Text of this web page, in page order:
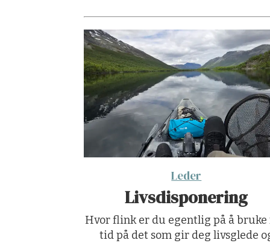
Leder
Livsdisponering
Hvor flink er du egentlig på å bruke
tid på det som gir deg livsglede